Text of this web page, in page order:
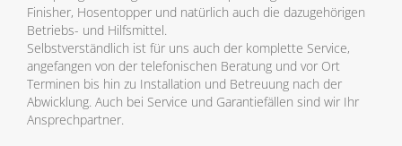
Finisher, Hosentopper und natürlich auch die dazugehörigen
Betriebs- und Hilfsmittel.
Selbstverständlich ist für uns auch der komplette Service,
angefangen von der telefonischen Beratung und vor Ort
Terminen bis hin zu Installation und Betreuung nach der
Abwicklung. Auch bei Service und Garantiefällen sind wir Ihr
Ansprechpartner.